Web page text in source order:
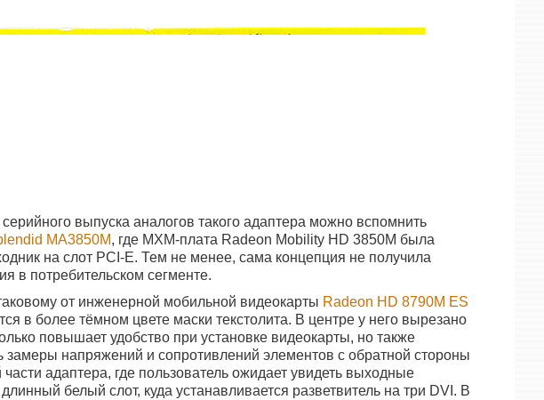
выпуска аналогов такого адаптера можно вспомнить
MA3850M, где MXM-плата Radeon Mobility HD 3850M была
на слот PCI-E. Тем не менее, сама концепция не получила
в потребительском сегменте.
от инженерной мобильной видеокарты Radeon HD 8790M ES
в более тёмном цвете маски текстолита. В центре у него вырезано
повышает удобство при установке видеокарты, но также
замеры напряжений и сопротивлений элементов с обратной стороны
адаптера, где пользователь ожидает увидеть выходные
белый слот, куда устанавливается разветвитель на три DVI. В